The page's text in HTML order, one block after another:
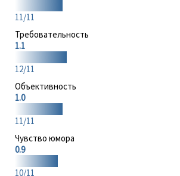
11/11
Требовательность
1.1
12/11
Объективность
1.0
11/11
Чувство юмора
0.9
10/11